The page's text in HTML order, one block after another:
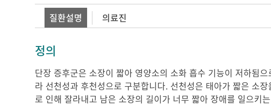
질환설명 의료진
정의
단장 증후군은 소장이 짧아 영양소의 소화 흡수 기능이 저하됨
라 선천성과 후천성으로 구분합니다. 선천성은 태아가 짧은 소
로 인해 잘라내고 남은 소장의 길이가 너무 짧아 장애를 일으키